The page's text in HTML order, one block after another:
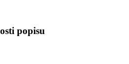
popisu